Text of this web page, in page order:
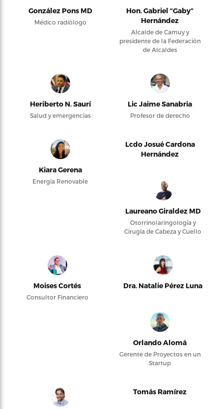
González Pons MD
Médico radiólogo
Hon. Gabriel “Gaby”
Hernández
Alcalde de Camuy y
presidente de la Federación
de Alcaldes
Heriberto N. Saurí
Salud y emergencias
Lic Jaime Sanabria
Profesor de derecho
Kiara Gerena
Energía Renovable
Lcdo Josué Cardona
Hernández
Laureano Giraldez MD
Otorrinolaringología y
Cirugía de Cabeza y Cuello
Moises Cortés
Consultor Financiero
Dra. Natalie Pérez Luna
Orlando Alomá
Gerente de Proyectos en un
Startup
Tomás Ramírez